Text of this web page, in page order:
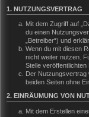
1. NUTZUNGSVERTRAG
Mit dem Zugriff auf
du einen
„Betreiber“) und
Wenn du mit diesen
nicht weiter nutzen.
Stelle veröffentlichten
Der Nutzungsvertrag
beiden Seiten ohne
2. EINRÄUMUNG VON
Mit dem Erstellen